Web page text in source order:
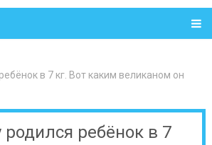
в 7 кг. Вот каким великаном он
родился ребёнок в 7